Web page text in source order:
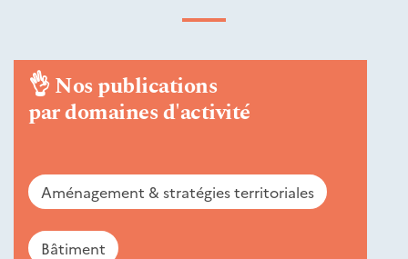
👌Nos publications
par domaines d'activité
Aménagement & stratégies territoriales
Bâtiment